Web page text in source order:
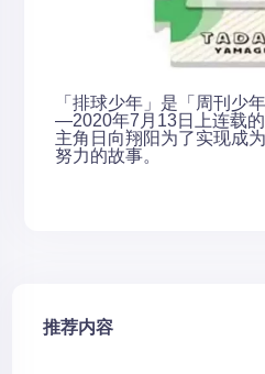
「排球少年」是「周刊少
—2020年7月13日上连载
主角日向翔阳为了实现成
努力的故事。
推荐内容